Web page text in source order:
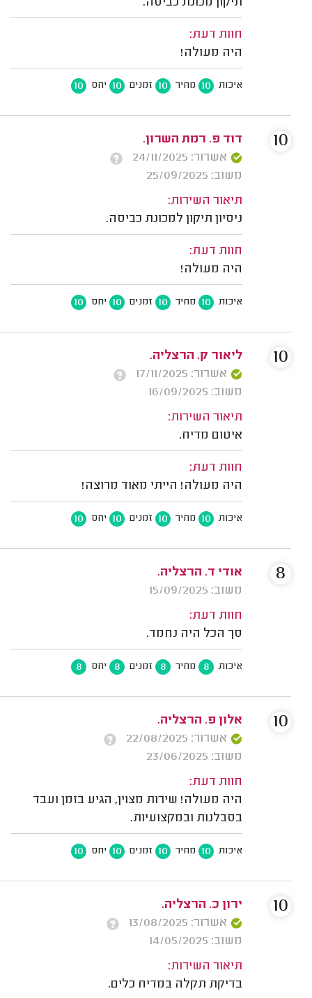
תיקון מכונת כביסה.
חוות דעת:
היה מעולה!
איכות 10 מחיר 10 זמנים 10 יחס 10
דוד פ. רמת השרון.
אשרור: 24/11/2025
משוב: 25/09/2025
תיאור השירות:
ניסיון תיקון למכונת כביסה.
חוות דעת:
היה מעולה!
איכות 10 מחיר 10 זמנים 10 יחס 10
10
ליאור ק. הרצליה.
אשרור: 17/11/2025
משוב: 16/09/2025
תיאור השירות:
איטום מדיח.
חוות דעת:
היה מעולה! הייתי מאוד מרוצה!
איכות 10 מחיר 10 זמנים 10 יחס 10
10
אודי ד. הרצליה.
משוב: 15/09/2025
חוות דעת:
סך הכל היה נחמד.
איכות 8 מחיר 8 זמנים 8 יחס 8
8
אלון פ. הרצליה.
אשרור: 22/08/2025
משוב: 23/06/2025
חוות דעת:
היה מעולה! שירות מצוין, הגיע בזמן ועבד
בסבלנות ובמקצועיות.
איכות 10 מחיר 10 זמנים 10 יחס 10
10
ירון כ. הרצליה.
אשרור: 13/08/2025
משוב: 14/05/2025
תיאור השירות:
בדיקת תקלה במדיח כלים.
10